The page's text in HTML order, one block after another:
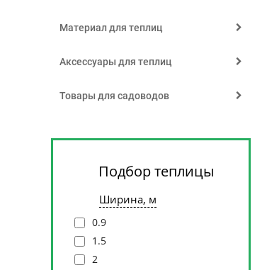
Материал для теплиц
Аксессуары для теплиц
Товары для садоводов
Подбор теплицы
Ширина, м
0.9
1.5
2